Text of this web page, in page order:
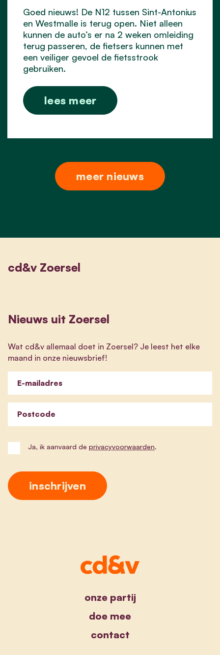
Goed nieuws! De N12 tussen Sint-Antonius
en Westmalle is terug open. Niet alleen
kunnen de auto’s er na 2 weken omleiding
terug passeren, de fietsers kunnen met
een veiliger gevoel de fietsstrook
gebruiken.
lees meer
meer nieuws
cd&v Zoersel
Nieuws uit Zoersel
Wat cd&v allemaal doet in Zoersel? Je leest het elke
maand in onze nieuwsbrief!
E-mailadres
Postcode
Ja, ik aanvaard de privacyvoorwaarden.
onze partij
doe mee
contact